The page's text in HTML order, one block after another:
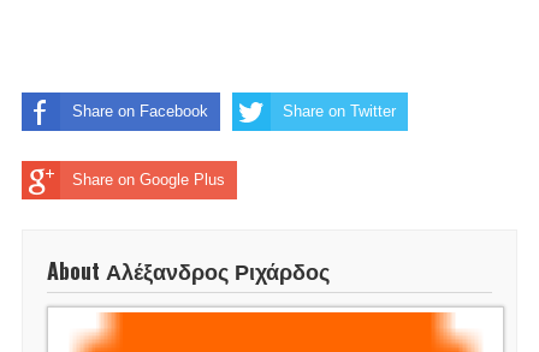
Share on Facebook Share on Twitter
Share on Google Plus
About Αλέξανδρος Ριχάρδος